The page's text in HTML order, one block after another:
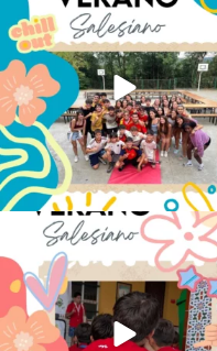
de la ESO...
146 2
No hay verano sin que sea
💫 en Luz 4
...
0